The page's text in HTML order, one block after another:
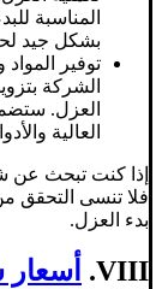
المناسبة
بشكل جيد
توفير
الشركة
العزل.
العالية
إذا كنت تبحث عن
فلا تنسى التحقق
بدء العزل.
VIII.